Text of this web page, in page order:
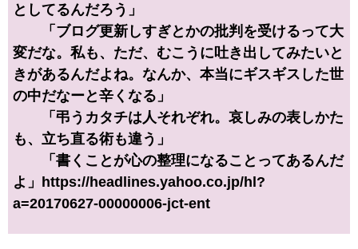
としてるんだろう」
「ブログ更新しすぎとかの批判を受けるって大
変だな。私も、ただ、むこうに吐き出してみたいと
きがあるんだよね。なんか、本当にギスギスした世
の中だなーと辛くなる」
「弔うカタチは人それぞれ。哀しみの表しかた
も、立ち直る術も違う」
「書くことが心の整理になることってあるんだ
よ」https://headlines.yahoo.co.jp/hl?
a=20170627-00000006-jct-ent